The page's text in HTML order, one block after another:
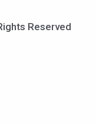
Reserved